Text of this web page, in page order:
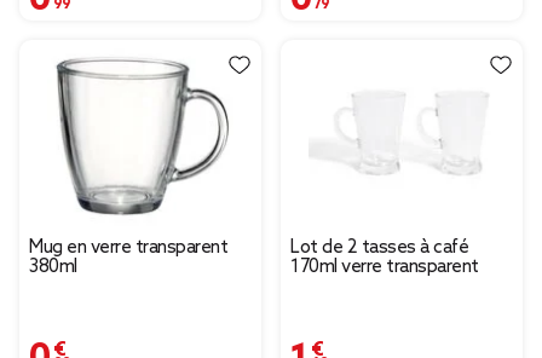
Mug en verre transparent
380ml
0,99 €
Lot de 2 tasses à café
170ml verre transparent
1,69 €